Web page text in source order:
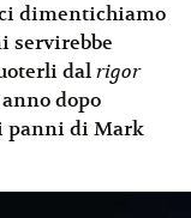
dimentichiamo
servirebbe
dalrigor
dopo
panni di Mark